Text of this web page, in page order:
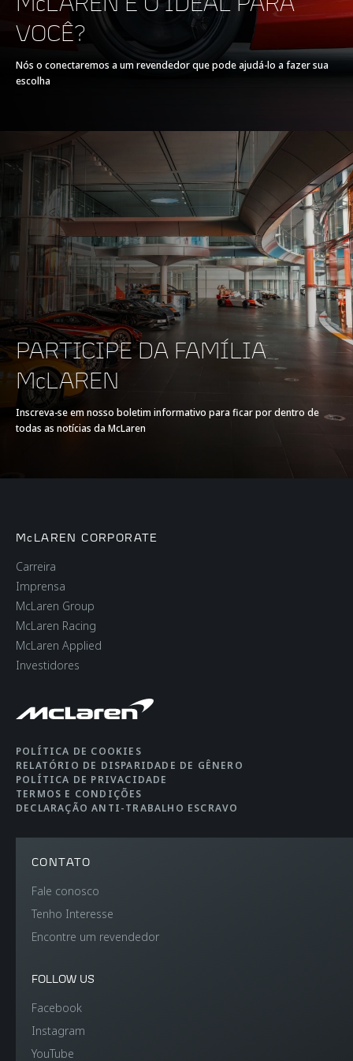
FRENAGEM
100-0 km/h 30,7 metros
200-0 km/h 123,5 metros
EFICIÊNCIA
Emissões de CO2,
PESO
Peso a seco (mais
leve)
Peso DIN
VOCÊ?
Nós o conectaremos a um revendedor que pode ajudá-lo a fazer sua
escolha
PARTICIPE DA FAMÍLIA
McLAREN
Inscreva-se em nosso boletim informativo para ficar por dentro de
todas as notícias da McLaren
McLAREN CORPORATE
Carreira
Imprensa
McLaren Group
McLaren Racing
McLaren Applied
Investidores
POLÍTICA DE COOKIES
RELATÓRIO DE DISPARIDADE DE GÊNERO
POLÍTICA DE PRIVACIDADE
TERMOS E CONDIÇÕES
DECLARAÇÃO ANTI-TRABALHO ESCRAVO
CONTATO
Fale conosco
Tenho Interesse
Encontre um revendedor
FOLLOW US
Facebook
Instagram
YouTube